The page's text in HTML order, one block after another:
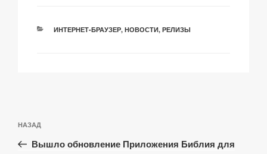
g
РУБРИКИ
ИНТЕРНЕТ-БРАУЗЕР, НОВОСТИ, РЕЛИЗЫ
по
записям
Предыдущая
запись:
НАЗАД
Вышло обновление Приложения Библия для